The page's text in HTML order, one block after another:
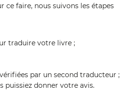
faire, nous suivons les étapes
traduire votre livre ;
par un second traducteur ;
puissiez donner votre avis.